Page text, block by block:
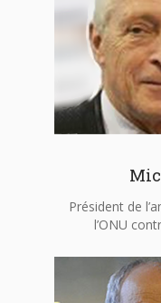
Président de
l’ONU